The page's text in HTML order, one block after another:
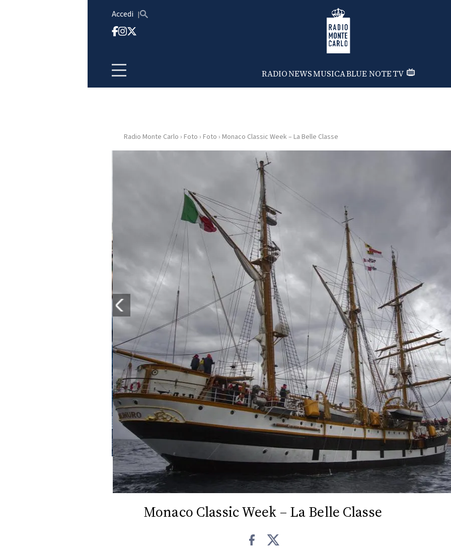
Accedi Radio Monte Carlo
RADIONEWSMUSICABLUE NOTETV
HOME
PLAYLIST
NEWS
FOTO
CONCORSI
EVENTI
VIDEO
TV
PRINCIPATO
DI
MONACO
RMC
CONSIGLIA
Radio Monte Carlo › Foto › Foto › Monaco Classic Week – La Belle Classe
Monaco Classic Week – La Belle Classe